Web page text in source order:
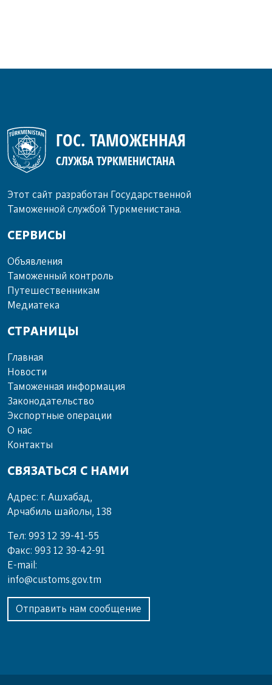
ГОС. ТАМОЖЕННАЯ
СЛУЖБА ТУРКМЕНИСТАНА
Этот сайт разработан Государственной
Таможенной службой Туркменистана.
СЕРВИСЫ
Объ­яв­ле­ния
Та­мо­жен­ный кон­троль
Пу­те­шест­вен­ни­кам
Ме­диа­те­ка
СТРАНИЦЫ
Главная
Новости
Таможенная информация
Законодательство
Экспортные операции
О нас
Контакты
СВЯЗАТЬСЯ С НАМИ
Адрес: г. Ашхабад,
Арчабиль шайолы, 138
Тел: 993 12 39-41-55
Факс: 993 12 39-42-91
E-mail:
info@customs.gov.tm
Отправить нам сообщение